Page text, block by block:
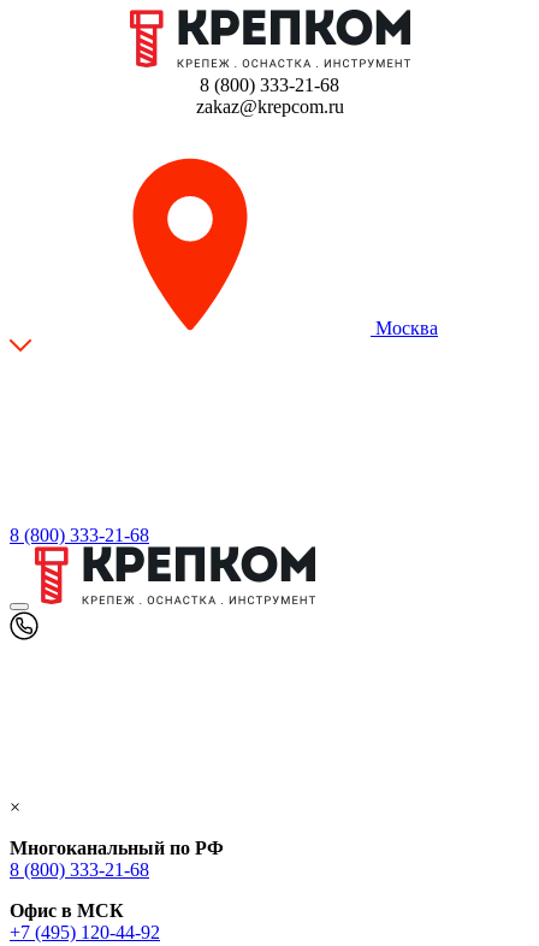
8 (800) 333-21-68
zakaz@krepcom.ru
Москва
8 (800) 333-21-68
×
Многоканальный по РФ
8 (800) 333‑21-68
Офис в МСК
+7 (495) 120-44-92